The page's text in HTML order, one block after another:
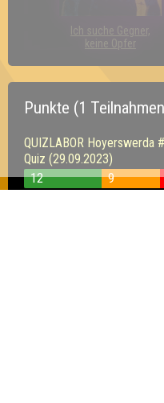
Ich suche Gegner,
keine Opfer
Punkte (1
QUIZLABOR Hoyerswerda
Quiz (29.09.2023)
12
9